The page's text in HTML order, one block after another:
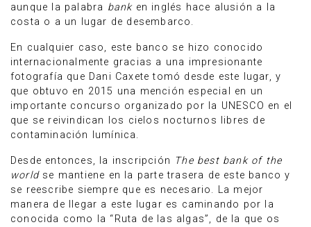
aunque la palabra banken inglés hace alusión a la
costa o a un lugar de desembarco.
En cualquier caso, este banco se hizo conocido
internacionalmente gracias a una impresionante
fotografía que Dani Caxete tomó desde este lugar, y
que obtuvo en 2015 una mención especial en un
importante concurso organizado por la UNESCO en el
que se reivindican los cielos nocturnos libres de
contaminación lumínica.
Desde entonces, la inscripción The best bank of the
worldse mantiene en la parte trasera de este banco y
se reescribe siempre que es necesario. La mejor
manera de llegar a este lugar es caminando por la
conocida como la “Ruta de las algas”, de la que os